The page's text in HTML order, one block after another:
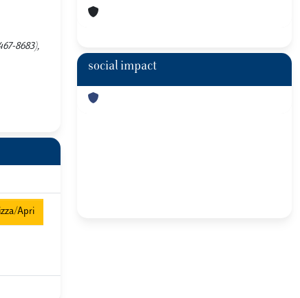
8683),
Apri
social impact